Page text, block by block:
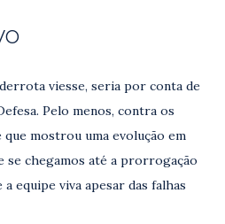
viesse, seria por conta de
Pelo menos, contra os
que mostrou uma evolução em
se chegamos até a prorrogação
equipe viva apesar das falhas